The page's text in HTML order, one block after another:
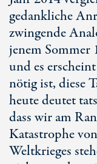
gedankliche
zwingende
jenem Sommer
und es
nötig ist, diese
heute deutet
dass wir am
Katastrophe
Weltkrieges